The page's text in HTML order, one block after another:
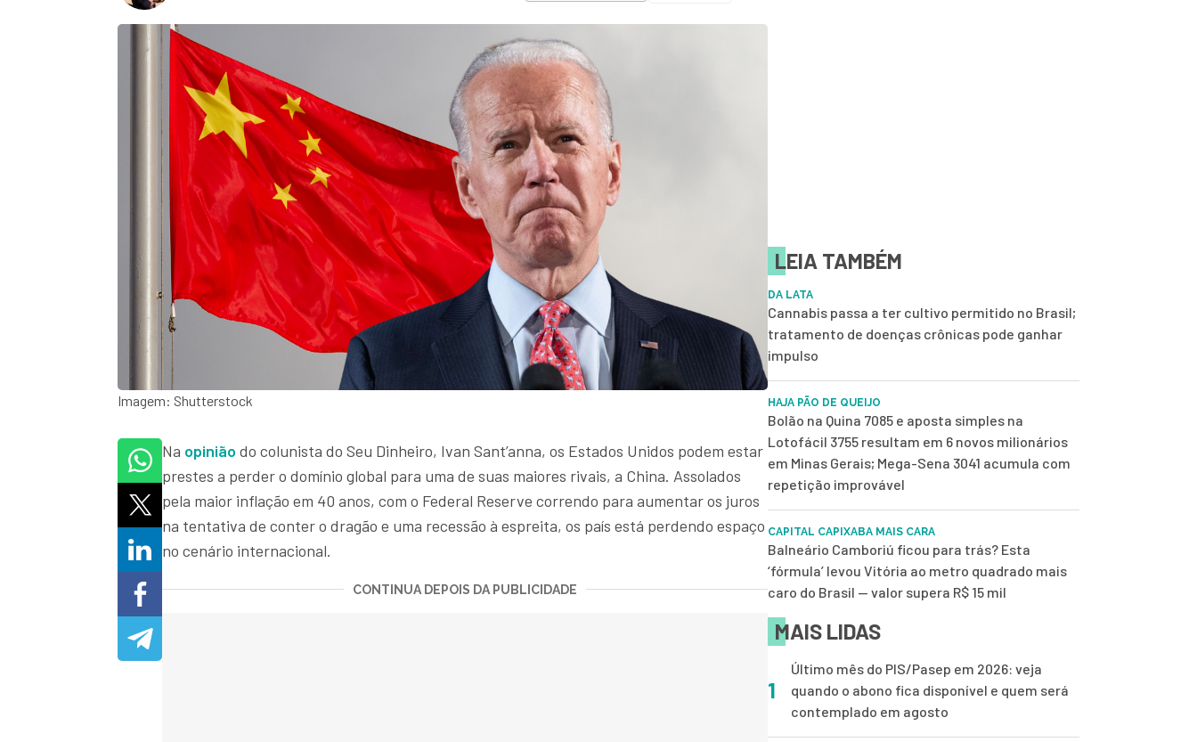
Imagem: Shutterstock
Na opinião do colunista do Seu Dinheiro, Ivan Sant’anna, os Estados Unidos podem estar
prestes a perder o domínio global para uma de suas maiores rivais, a China. Assolados
pela maior inflação em 40 anos, com o Federal Reserve correndo para aumentar os juros
na tentativa de conter o dragão e uma recessão à espreita, os país está perdendo espaço
no cenário internacional.
CONTINUA DEPOIS DA PUBLICIDADE
LEIA TAMBÉM
DA LATA
Cannabis passa a ter cultivo permitido no Brasil;
tratamento de doenças crônicas pode ganhar
impulso
HAJA PÃO DE QUEIJO
Bolão na Quina 7085 e aposta simples na
Lotofácil 3755 resultam em 6 novos milionários
em Minas Gerais; Mega-Sena 3041 acumula com
repetição improvável
CAPITAL CAPIXABA MAIS CARA
Balneário Camboriú ficou para trás? Esta
‘fórmula’ levou Vitória ao metro quadrado mais
caro do Brasil — valor supera R$ 15 mil
MAIS LIDAS
1
Último mês do PIS/Pasep em 2026: veja
quando o abono fica disponível e quem será
contemplado em agosto